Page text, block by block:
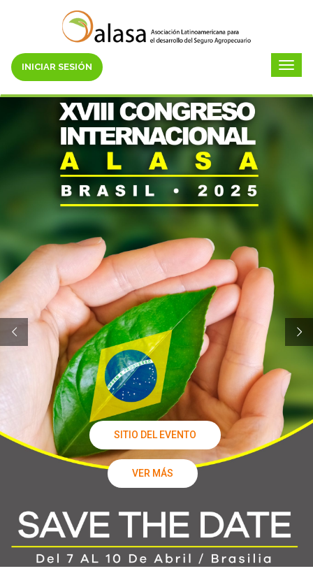
INICIAR SESIÓN
VER MÁS
SITIO DEL EVENTO